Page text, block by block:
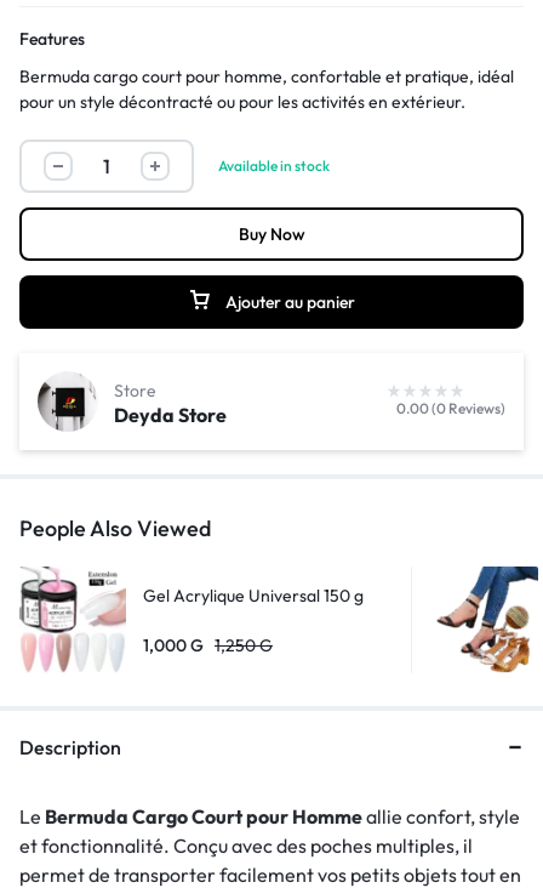
Features
Bermuda cargo court pour homme, confortable et pratique, idéal
pour un style décontracté ou pour les activités en extérieur.
Available in stock
Ajouter au panier
Buy Now
Store
Deyda Store 0.00 (0 Reviews)
People Also Viewed
Gel Acrylique Universal 150 g
1,000G 1,250G
Description
Le Bermuda Cargo Court pour Hommeallie confort, style
et fonctionnalité. Conçu avec des poches multiples, il
permet de transporter facilement vos petits objets tout en